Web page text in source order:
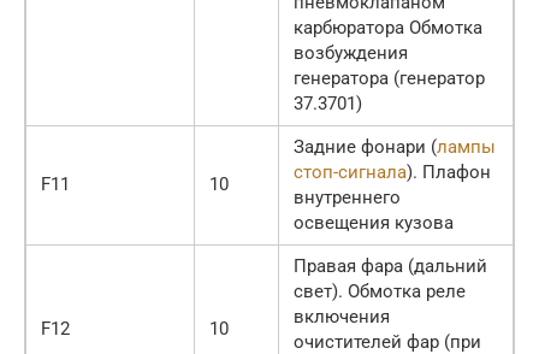
карбюратора Обмотка
возбуждения
генератора (генератор
37.3701)
F11 10
Задние фонари (лампы
стоп-сигнала). Плафон
внутреннего
освещения кузова
F12 10
Правая фара (дальний
свет). Обмотка реле
включения
очистителей фар (при